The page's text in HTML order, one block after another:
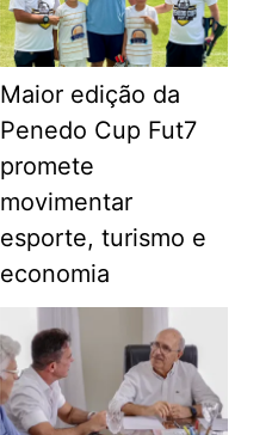
Maior edição da
Penedo Cup Fut7
promete
movimentar
esporte, turismo e
economia